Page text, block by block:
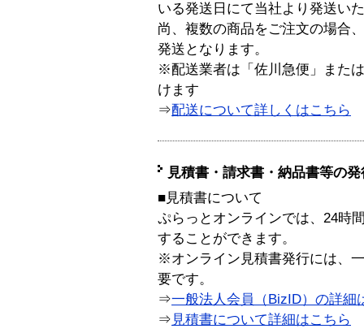
いる発送日にて当社より発送い
尚、複数の商品をご注文の場合
発送となります。
※配送業者は「佐川急便」また
けます
⇒配送について詳しくはこちら
見積書・請求書・納品書等の
■見積書について
ぷらっとオンラインでは、24時
することができます。
※オンライン見積書発行には、
要です。
⇒一般法人会員（BizID）の詳細
⇒ 見積書について詳細はこちら